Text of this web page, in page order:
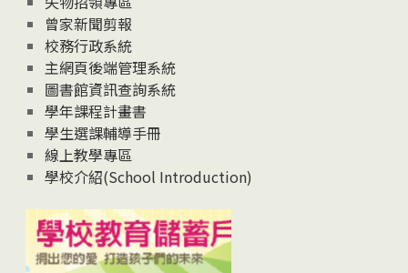
曾家新聞剪報
校務行政系統
主網頁後端管理系統
圖書館資訊查詢系統
學年課程計畫書
學生選課輔導手冊
線上教學專區
學校介紹(School Introduction)